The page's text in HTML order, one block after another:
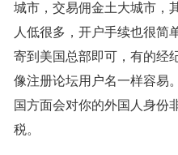
城市，交易佣金土大城市，
人低很多，开户手续也很简
寄到美国总部即可，有的经
像注册论坛用户名一样容易
国方面会对你的外国人身份
税。